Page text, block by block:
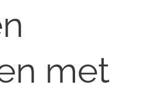
met